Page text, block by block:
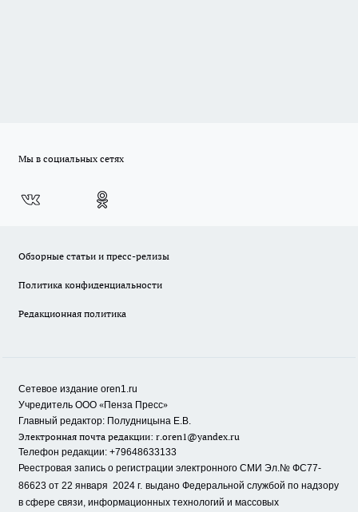
Мы в социальных сетях
Обзорные статьи и пресс-релизы
Политика конфиденциальности
Редакционная политика
Сетевое издание oren1.ru
Учредитель ООО «Пенза Пресс»
Главный редактор: Полудницына Е.В.
Электронная почта редакции: r.oren1@yandex.ru
Телефон редакции: +79648633133
Реестровая запись о регистрации электронного СМИ Эл.№ ФС77-
86623 от 22 января 2024 г. выдано Федеральной службой по надзору
в сфере связи, информационных технологий и массовых